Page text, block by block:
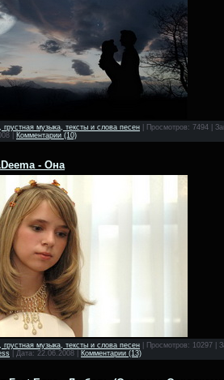
грустная музыка, тексты и слова песен Просмотров: 7494
Комментарии (10)
- Она
грустная музыка, тексты и слова песен Просмотров: 10297
Дата: 22.06.2008 Комментарии (13)